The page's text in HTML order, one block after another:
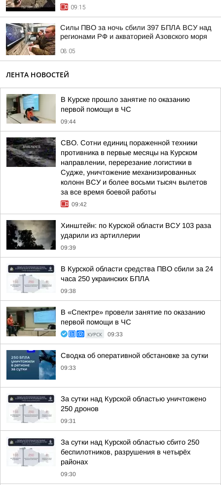
09:15
Силы ПВО за ночь сбили 397 БПЛА ВСУ над
регионами РФ и акваторией Азовского моря
08:05
ЛЕНТА НОВОСТЕЙ
В Курске прошло занятие по оказанию
первой помощи в ЧС
09:44
СВО. Сотни единиц пораженной техники
противника в первые месяцы на Курском
направлении, перерезание логистики в
Судже, уничтожение механизированных
колонн ВСУ и более восьми тысяч вылетов
за все время боевой работы
09:42
Хинштейн: по Курской области ВСУ 103 раза
ударили из артиллерии
09:39
В Курской области средства ПВО сбили за 24
часа 250 украинских БПЛА
09:38
В «Спектре» провели занятие по оказанию
первой помощи в ЧС
КУРСК 09:33
Сводка об оперативной обстановке за сутки
09:33
За сутки над Курской областью уничтожено
250 дронов
09:31
За сутки над Курской областью сбито 250
беспилотников, разрушения в четырёх
районах
09:30